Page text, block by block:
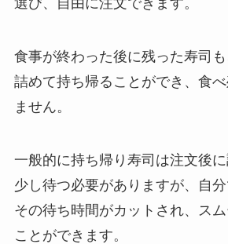
食事が終わった後に残った寿司
詰めて持ち帰ることができ、食
ません。
一般的に持ち帰り寿司は注文後
少し待つ必要がありますが、自
その待ち時間がカットされ、ス
ことができます。